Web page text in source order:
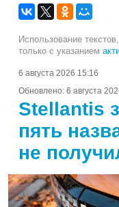
Использование
только с указанием
6 августа 2026 15:16
Обновлено: 6 августа
Stellantis
пять
не